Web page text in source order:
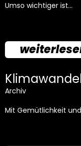
Umso wichtiger ist…
Archiv
Mit Gemütlichkeit